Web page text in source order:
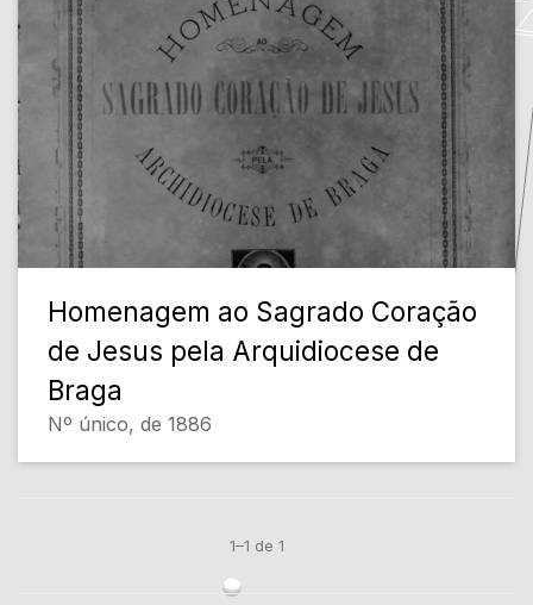
Homenagem ao Sagrado Coração
de Jesus pela Arquidiocese de
Braga
Nº único, de 1886
1–1 de 1